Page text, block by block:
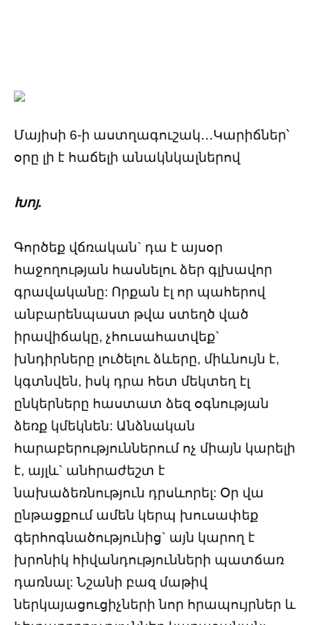
Մայիսի 6-ի աստղագուշակ․․․Կարիճներ՝
օրը լի է հաճելի անակնկալներով
Խոյ.
Գործեք վճռական` դա է այսօր
հաջողության հասնելու ձեր գլխավոր
գրավականը: Որքան էլ որ պահերով
անբարենպաստ թվա ստեղծ ված
իրավիճակը, չհուսահատվեք`
խնդիրները լուծելու ձևերը, միևնույն է,
կգտնվեն, իսկ դրա հետ մեկտեղ էլ
ընկերները հաստատ ձեզ օգնության
ձեռք կմեկնեն: Անձնական
հարաբերություններում ոչ միայն կարելի
է, այլև` անհրաժեշտ է
նախաձեռնություն դրսևորել: Օր վա
ընթացքում ամեն կերպ խուսափեք
գերհոգնածությունից` այն կարող է
խրոնիկ հիվանդությունների պատճառ
դառնալ: Նշանի բազ մաթիվ
ներկայացուցիչների նոր հրապույրներ և